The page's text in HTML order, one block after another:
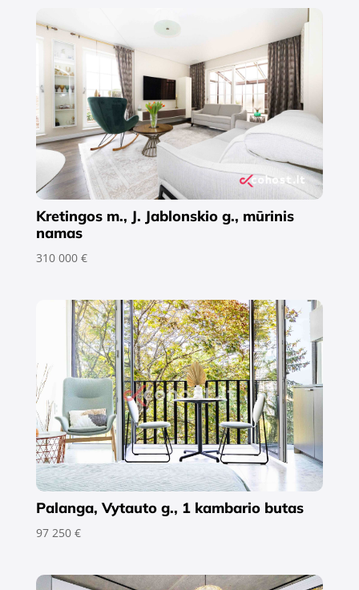
Kretingos m., J. Jablonskio g., mūrinis
namas
310 000 €
Palanga, Vytauto g., 1 kambario butas
97 250 €